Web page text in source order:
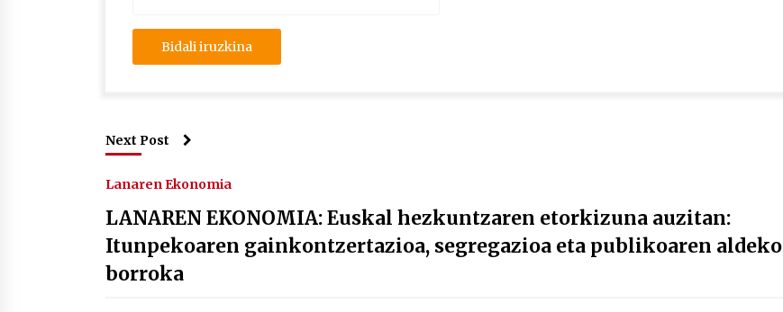
Next Post
Lanaren Ekonomia
LANAREN EKONOMIA: Euskal hezkuntzaren etorkizuna auzitan:
Itunpekoaren gainkontzertazioa, segregazioa eta publikoaren aldeko
borroka